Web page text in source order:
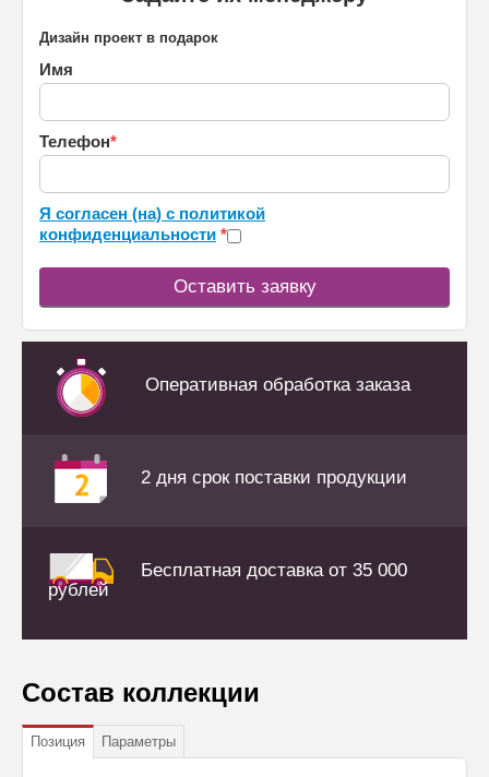
Дизайн проект в подарок
Имя
Телефон*
Я согласен (на) с политикой
конфиденциальности *
Оставить заявку
Оперативная обработка заказа
2 дня срок поставки продукции
Бесплатная доставка от 35 000
рублей
Состав коллекции
Позиция Параметры